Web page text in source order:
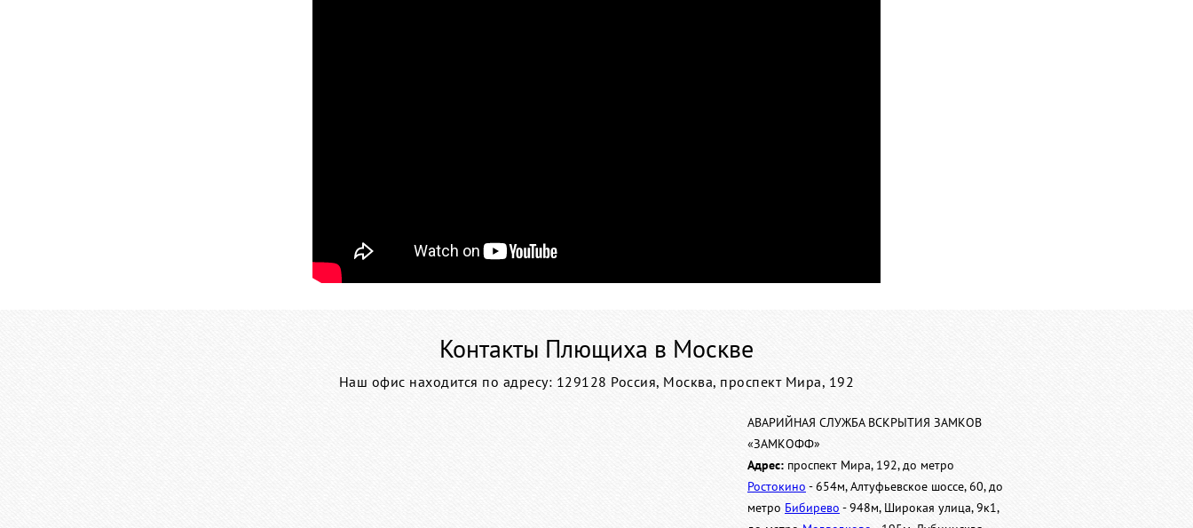
Контакты Плющиха в Москве
Наш офис находится по адресу: 129128 Россия, Москва, проспект Мира, 192
АВАРИЙНАЯ СЛУЖБА ВСКРЫТИЯ ЗАМКОВ
«ЗАМКОФФ»
Адрес: проспект Мира, 192, до метро
Ростокино - 654м, Алтуфьевское шоссе, 60, до
метро Бибирево - 948м, Широкая улица, 9к1,